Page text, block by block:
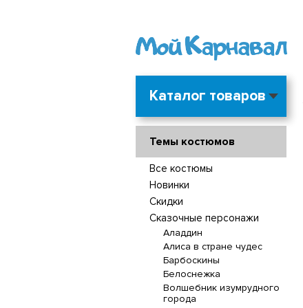
Каталог товаров
Темы костюмов
Все костюмы
Новинки
Скидки
Сказочные персонажи
Аладдин
Алиса в стране чудес
Барбоскины
Белоснежка
Волшебник изумрудного
города